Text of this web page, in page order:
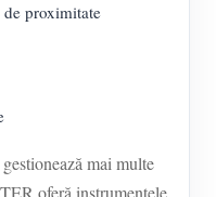
proximitate
mai multe